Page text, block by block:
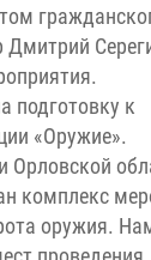
Дмитрий
подготовку к
«Оружие».
Орловской
комплекс
оружия.